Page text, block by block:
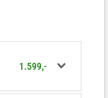
1.599,-